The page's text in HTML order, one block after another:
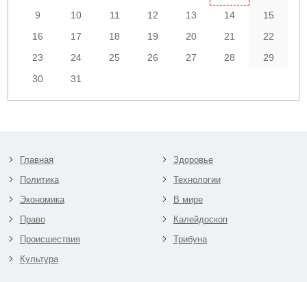
9
10 11 12 13 14
15
16
17 18 19 20 21
22
23
24 25 26 27 28
29
30
31
Главная
Политика
Экономика
Право
Происшествия
Культура
Здоровье
Технологии
В мире
Калейдоскоп
Трибуна